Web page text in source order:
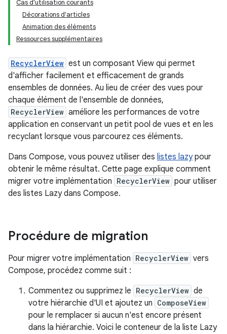
Cas d'utilisation courants
Décorations d'articles
Animation des éléments
Ressources supplémentaires
RecyclerView est un composant View qui permet
d'afficher facilement et efficacement de grands
ensembles de données. Au lieu de créer des vues pour
chaque élément de l'ensemble de données,
RecyclerView améliore les performances de votre
application en conservant un petit pool de vues et en les
recyclant lorsque vous parcourez ces éléments.
Dans Compose, vous pouvez utiliser des listes lazypour
obtenir le même résultat. Cette page explique comment
migrer votre implémentation RecyclerView pour utiliser
des listes Lazy dans Compose.
Procédure de migration
Pour migrer votre implémentation RecyclerView vers
Compose, procédez comme suit :
Commentez ou supprimez le RecyclerView de
votre hiérarchie d'UI et ajoutez un ComposeView
pour le remplacer si aucun n'est encore présent
dans la hiérarchie. Voici le conteneur de la liste Lazy